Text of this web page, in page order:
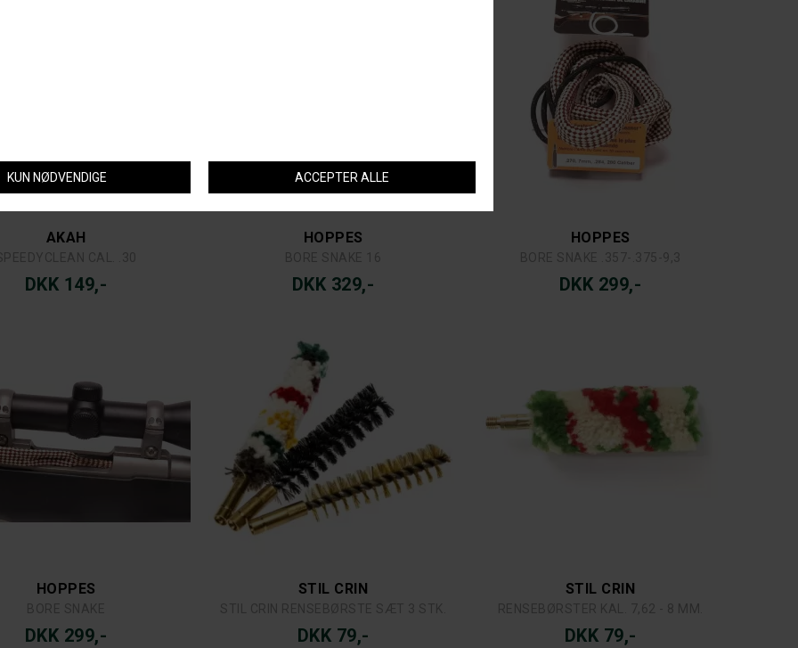
AKAH
DKK 149,-
HOPPES
DKK 329,-
HOPPES
DKK 299,-
HOPPES
DKK 299,-
STIL CRIN
DKK 79,-
STIL CRIN
DKK 79,-